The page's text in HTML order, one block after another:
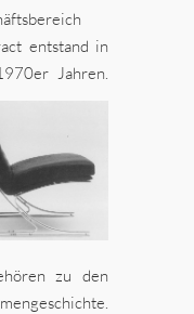
entstand in
Jahren.
zu den